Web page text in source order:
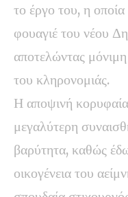
το έργο του, η
φουαγιέ του νέου
αποτελώντας
του κληρονομιάς.
Η αποψινή
μεγαλύτερη
βαρύτητα, καθώς
οικογένεια του